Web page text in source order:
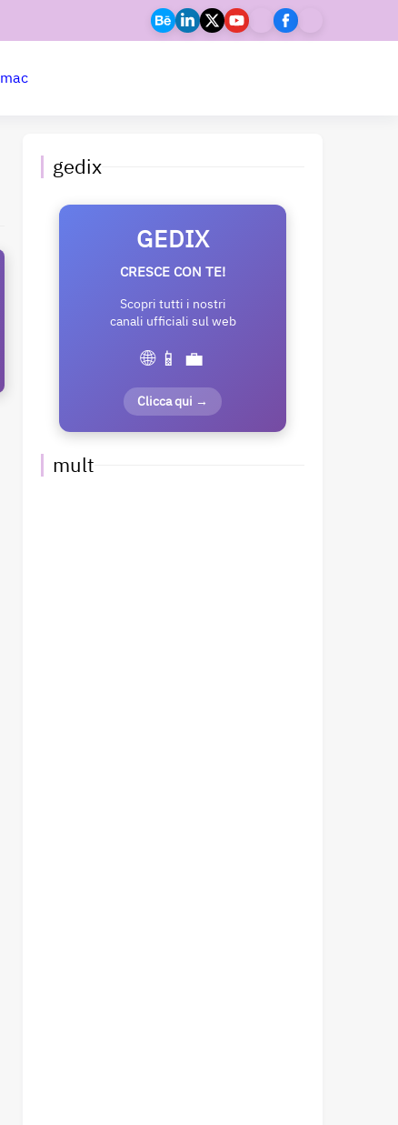
mac
gedix
GEDIX
CRESCE CON TE!
Scopri tutti i nostri
canali ufficiali sul web
🌐 📱 💼
Clicca qui →
mult